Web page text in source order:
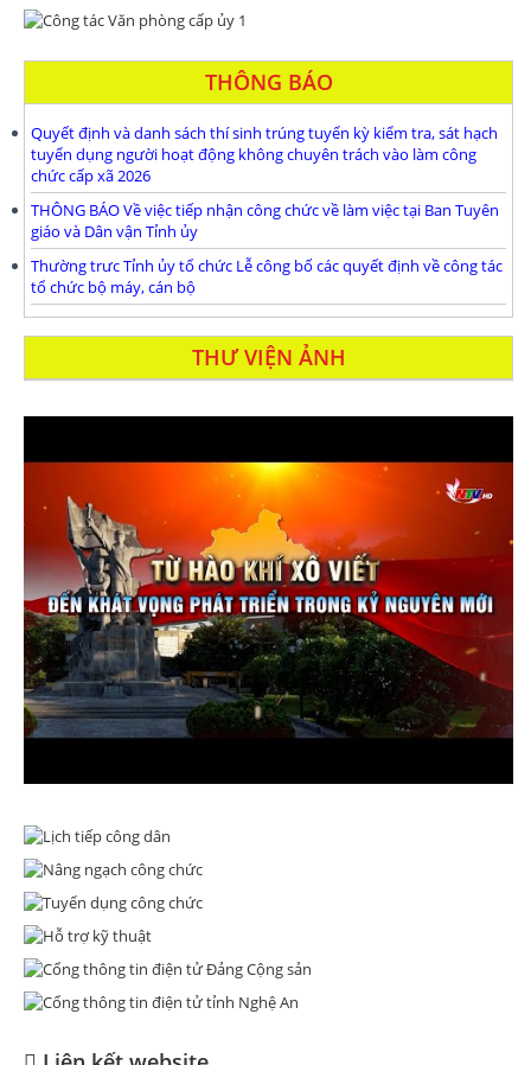
THÔNG BÁO
Quyết định và danh sách thí sinh trúng tuyển kỳ kiểm tra, sát hạch
tuyển dụng người hoạt động không chuyên trách vào làm công
chức cấp xã 2026
THÔNG BÁO Về việc tiếp nhận công chức về làm việc tại Ban Tuyên
giáo và Dân vận Tỉnh ủy
Thường trưc Tỉnh ủy tổ chức Lễ công bố các quyết định về công tác
tổ chức bộ máy, cán bộ
THƯ VIỆN ẢNH